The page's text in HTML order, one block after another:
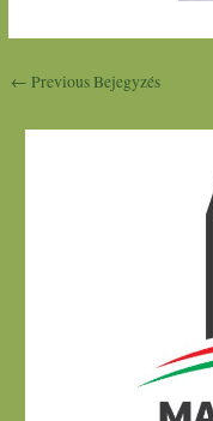
← Previous Bejegyzés